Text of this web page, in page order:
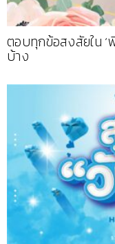
ตอบทุกข้อสงสัยใน ‘
บ้าง